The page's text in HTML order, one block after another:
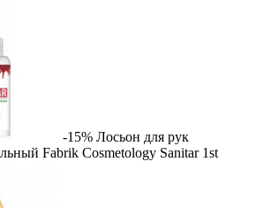
-15% Лосьон для рук
Fabrik Cosmetology Sanitar 1st